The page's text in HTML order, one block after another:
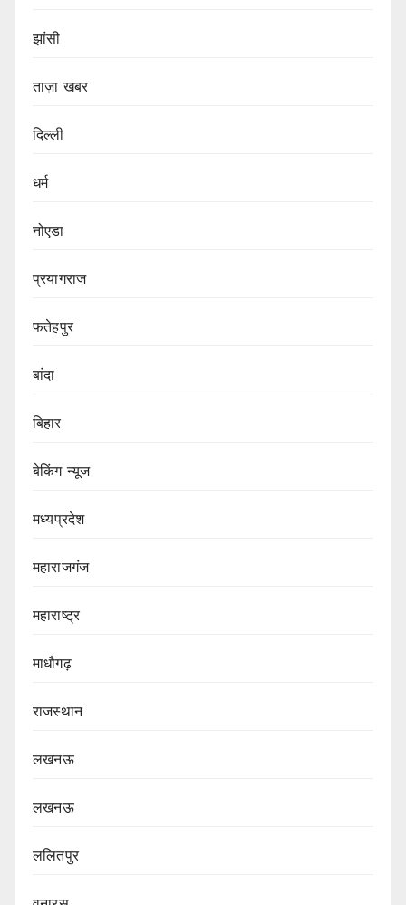
झांसी
ताज़ा खबर
दिल्ली
धर्म
नोएडा
प्रयागराज
फतेहपुर
बांदा
बिहार
बेकिंग न्यूज
मध्यप्रदेश
महाराजगंज
महाराष्ट्र
माधौगढ़
राजस्थान
लखनऊ
लखनऊ
ललितपुर